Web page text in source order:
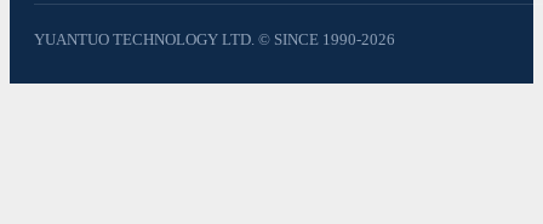
YUANTUO TECHNOLOGY LTD. © SINCE 1990-2026